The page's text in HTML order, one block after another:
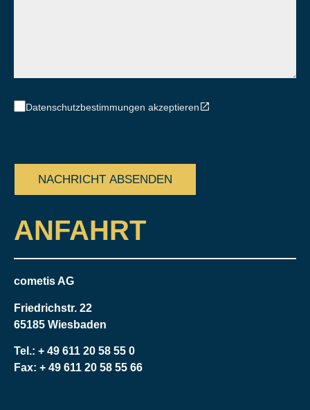
Datenschutzbestimmungen akzeptieren
ANFAHRT
cometis AG
Friedrichstr. 22
65185 Wiesbaden
Tel.: + 49 611 20 58 55 0
Fax: + 49 611 20 58 55 66